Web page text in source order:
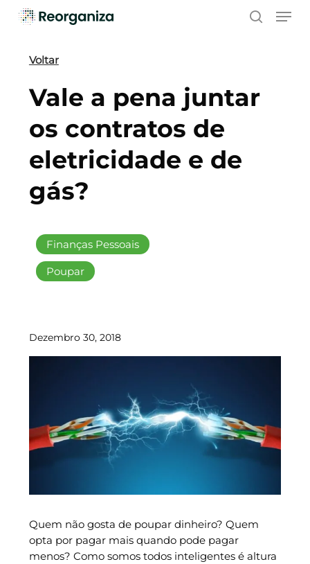
Skip
contentVoltar
Finanças Pessoais
Poupar
Vale a pena juntar
os contratos de
eletricidade e de
gás?
Dezembro 30, 2018
Quem não gosta de poupar dinheiro? Quem
opta por pagar mais quando pode pagar
menos? Como somos todos inteligentes é altura